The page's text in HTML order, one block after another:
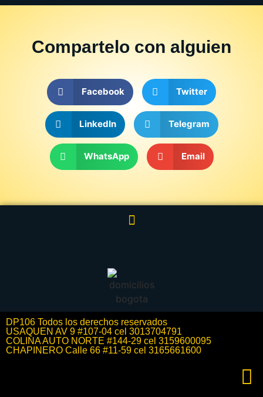
Compartelo con alguien
Facebook Twitter
LinkedIn Telegram
WhatsApp Email
DP106 Todos los derechos reservados
USAQUEN AV 9 #107-04 cel 3013704791
COLINA AUTO NORTE #144-29 cel 3159600095
CHAPINERO Calle 66 #11-59 cel 3165661600